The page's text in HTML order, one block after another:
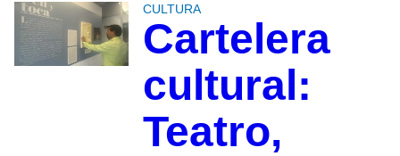
CULTURA
Cartelera
cultural:
Teatro,